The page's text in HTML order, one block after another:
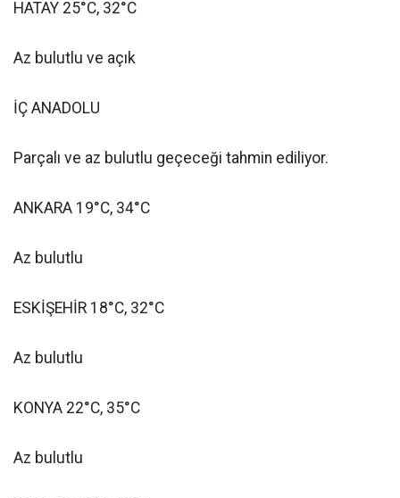
HATAY 25°C, 32°C
Az bulutlu ve açık
İÇ ANADOLU
Parçalı ve az bulutlu geçeceği tahmin ediliyor.
ANKARA 19°C, 34°C
Az bulutlu
ESKİŞEHİR 18°C, 32°C
Az bulutlu
KONYA 22°C, 35°C
Az bulutlu